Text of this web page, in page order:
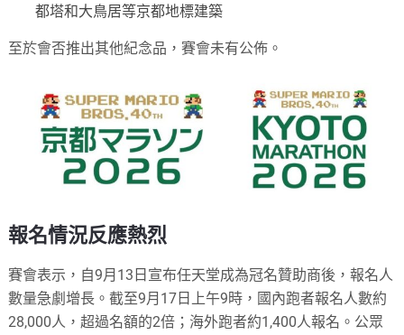
都塔和大鳥居等京都地標建築
至於會否推出其他紀念品，賽會未有公佈。
報名情況反應熱烈
賽會表示，自9月13日宣布任天堂成為冠名贊助商後，報名人
數量急劇增長。截至9月17日上午9時，國內跑者報名人數約
28,000人，超過名額的2倍；海外跑者約1,400人報名。公眾